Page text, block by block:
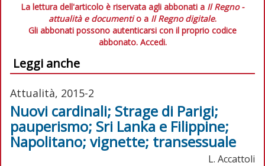
La lettura dell'articolo è riservata agli abbonati a Il Regno -
attualità e documentio a Il Regno digitale.
Gli abbonati possono autenticarsi con il proprio codice
abbonato. Accedi.
Leggi anche
Attualità, 2015-2
Nuovi cardinali; Strage di Parigi;
pauperismo; Sri Lanka e Filippine;
Napolitano; vignette; transessuale
L. Accattoli